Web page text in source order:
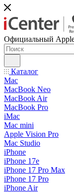
Официальный Apple
Каталог
Mac
MacBook Neo
MacBook Air
MacBook Pro
iMac
Mac mini
Apple Vision Pro
Mac Studio
iPhone
iPhone 17e
iPhone 17 Pro Max
iPhone 17 Pro
iPhone Air